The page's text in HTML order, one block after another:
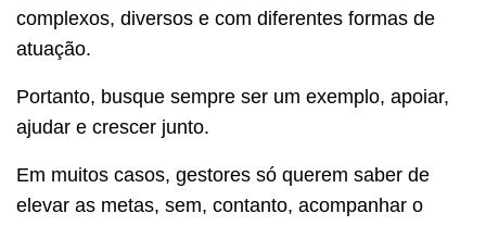
complexos, diversos e com diferentes formas de
atuação.
Portanto, busque sempre ser um exemplo, apoiar,
ajudar e crescer junto.
Em muitos casos, gestores só querem saber de
elevar as metas, sem, contanto, acompanhar o